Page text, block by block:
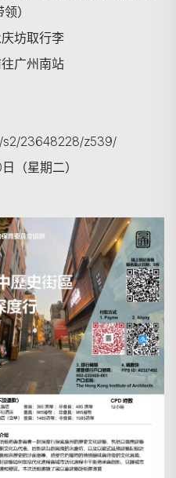
）
坊取行李
广州南站
s2/23648228/z539/
（星期二）